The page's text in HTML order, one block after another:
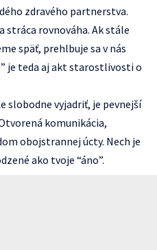
zdravého partnerstva.
stráca rovnováha. Ak stále
späť, prehlbuje sa v nás
je teda aj akt starostlivosti o
slobodne vyjadriť, je pevnejší
komunikácia,
obojstrannej úcty. Nech je
ako tvoje “áno”.